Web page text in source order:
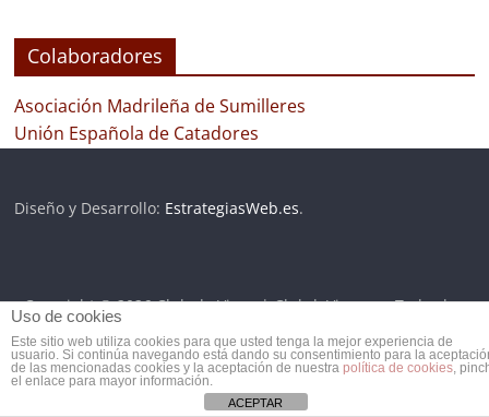
Colaboradores
Asociación Madrileña de Sumilleres
Unión Española de Catadores
Diseño y Desarrollo: EstrategiasWeb.es.
Copyright © 2026Club de Vinos | ClubdeVinos.es. Todos los
Uso de cookies
Este sitio web utiliza cookies para que usted tenga la mejor experiencia de
usuario. Si continúa navegando está dando su consentimiento para la
de las mencionadas cookies y la aceptación de nuestra política de cookies,
el enlace para mayor información.
ACEPTAR